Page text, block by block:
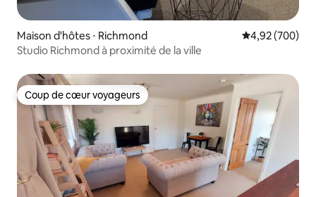
Maison d'hôtes ⋅ Richmond Évaluation
4,92 (700)
Studio Richmond à proximité de la ville
Coup de cœur voyageurs
Coup de cœur voyageurs